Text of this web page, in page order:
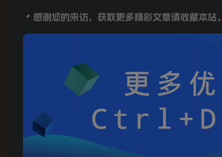
感谢您的来访，获取更多精彩文章请收藏本站。